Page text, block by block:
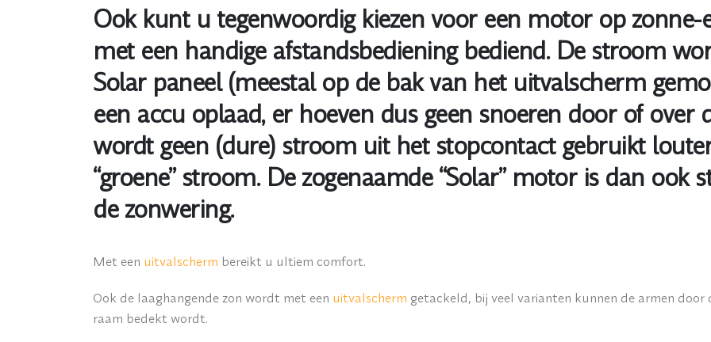
Ook kunt u tegenwoordig kiezen voor een motor op zonne-
met een handige afstandsbediening bediend. De stroom
Solar paneel (meestal op de bak van het uitvalscherm
een accu oplaad, er hoeven dus geen snoeren door of over
wordt geen (dure) stroom uit het stopcontact gebruikt
“groene” stroom. De zogenaamde “Solar” motor is dan ook
de zonwering.
Met een uitvalscherm bereikt u ultiem comfort.
Ook de laaghangende zon wordt met een uitvalscherm getackeld, bij veel varianten kunnen de armen door
raam bedekt wordt.